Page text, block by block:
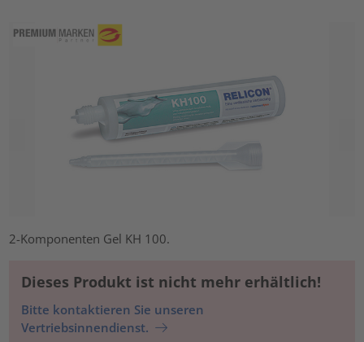
2-Komponenten Gel KH 100.
Dieses Produkt ist nicht mehr erhältlich!
Bitte kontaktieren Sie unseren
Vertriebsinnendienst.